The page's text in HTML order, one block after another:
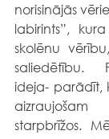
norisinājās
labirints”,
skolēnu
saliedētību.
ideja- parādīt,
aizraujošam
starpbrīžos.